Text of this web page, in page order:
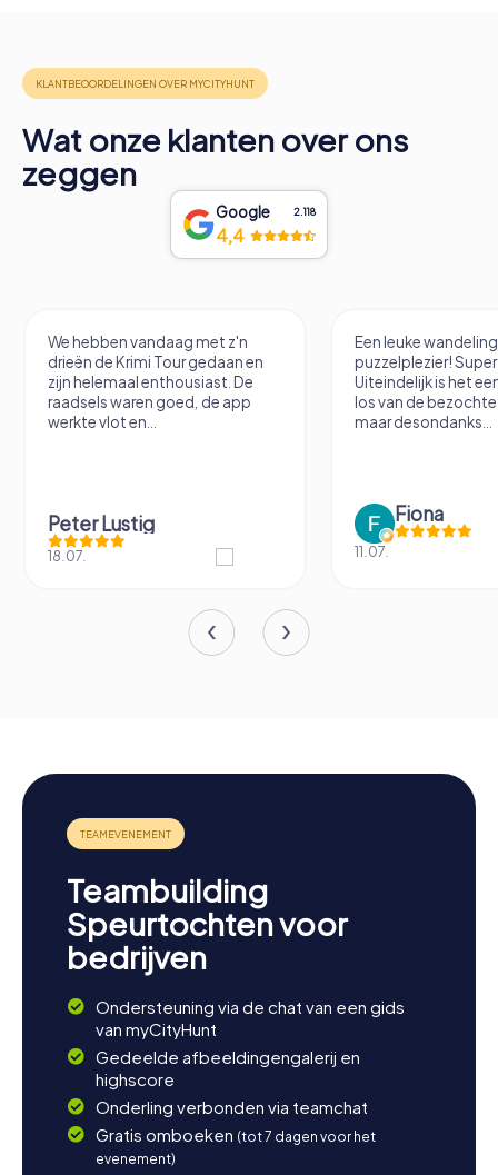
Wat onze klanten over ons
zeggen
Google 2.118
4,4
We hebben vandaag met z'n
drieën de Krimi Tour gedaan en
zijn helemaal enthousiast. De
raadsels waren goed, de app
werkte vlot en...
Peter Lustig
18.07.
Een leuke
puzzelplezier!
Uiteindelijk is het
los van de
maar desondanks...
Fiona
11.07.
Teambuilding
Speurtochten voor
bedrijven
Ondersteuning via de chat van een gids
van myCityHunt
Gedeelde afbeeldingengalerij en
highscore
Onderling verbonden via teamchat
Gratis omboeken (tot 7 dagen voor het
evenement)